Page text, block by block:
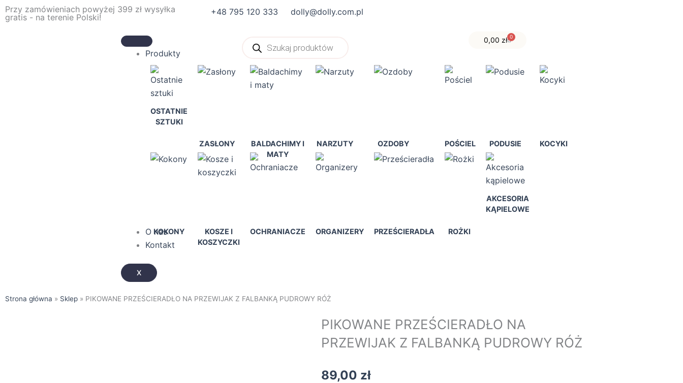
Przejdź
do
Przy zamówieniach powyżej 399 zł wysyłka
gratis - na terenie Polski!
+48 795 120 333 dolly@dolly.com.pl
Produkty
OSTATNIE
SZTUKI
ZASŁONY
BALDACHIMY I
MATY
NARZUTY OZDOBY POŚCIEL PODUSIE KOCYKI
KOKONY
KOSZE I
KOSZYCZKI
OCHRANIACZE ORGANIZERY PRZEŚCIERADŁA ROŻKI
AKCESORIA
KĄPIELOWE
O nas
Kontakt
X
produktów
0,00 zł 0
Wózek
Strona główna » Sklep » PIKOWANE PRZEŚCIERADŁO NA PRZEWIJAK Z FALBANKĄ PUDROWY RÓŻ
PIKOWANE PRZEŚCIERADŁO NA
PRZEWIJAK Z FALBANKĄ PUDROWY RÓŻ
89,00 zł